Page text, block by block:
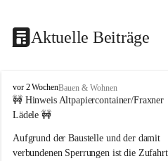
Aktuelle Beiträge
F
r
a
e
r
vor 2 WochenBauen & Wohnen
🚧 Hinweis Altpapiercontainer/Fraxner
Lädele 🚧
Aufgrund der Baustelle und der damit
verbundenen Sperrungen ist die Zufahrt